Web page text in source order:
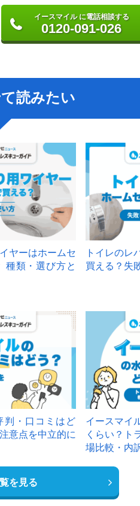
イースマイル に電話相談する
0120-091-026
読みたい
ヤーはホームセ
種類・選び方と
トイレのレ
買える？失
判・口コミはど
意点を中立的に
イースマイ
くらい？ト
場比較・内
を見る